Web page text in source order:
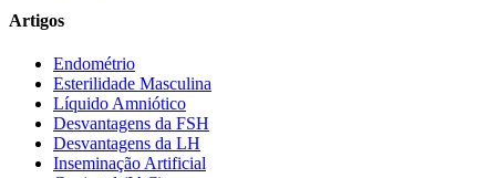
Artigos
Endométrio
Esterilidade Masculina
Líquido Amniótico
Desvantagens da FSH
Desvantagens da LH
Inseminação Artificial